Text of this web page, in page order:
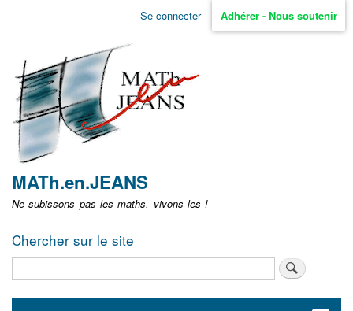
Aller
non
identifié
Se connecter Adhérer - Nous soutenir
MATh.en.JEANS
Ne subissons pas les maths, vivons les !
Chercher sur le site